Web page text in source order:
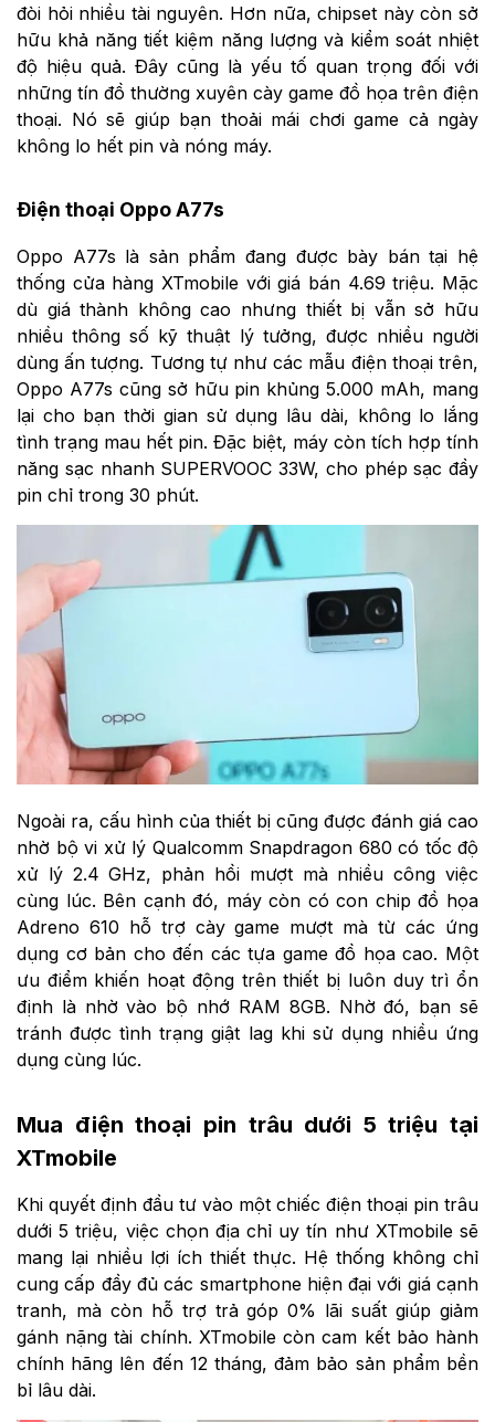
đòi hỏi nhiều tài nguyên. Hơn nữa, chipset này còn sở
hữu khả năng tiết kiệm năng lượng và kiểm soát nhiệt
độ hiệu quả. Đây cũng là yếu tố quan trọng đối với
những tín đồ thường xuyên cày game đồ họa trên điện
thoại. Nó sẽ giúp bạn thoải mái chơi game cả ngày
không lo hết pin và nóng máy.
Điện thoại Oppo A77s
Oppo A77s là sản phẩm đang được bày bán tại hệ
thống cửa hàng XTmobile với giá bán 4.69 triệu. Mặc
dù giá thành không cao nhưng thiết bị vẫn sở hữu
nhiều thông số kỹ thuật lý tưởng, được nhiều người
dùng ấn tượng. Tương tự như các mẫu điện thoại trên,
Oppo A77s cũng sở hữu pin khủng 5.000 mAh, mang
lại cho bạn thời gian sử dụng lâu dài, không lo lắng
tình trạng mau hết pin. Đặc biệt, máy còn tích hợp tính
năng sạc nhanh SUPERVOOC 33W, cho phép sạc đầy
pin chỉ trong 30 phút.
Ngoài ra, cấu hình của thiết bị cũng được đánh giá cao
nhờ bộ vi xử lý Qualcomm Snapdragon 680 có tốc độ
xử lý 2.4 GHz, phản hồi mượt mà nhiều công việc
cùng lúc. Bên cạnh đó, máy còn có con chip đồ họa
Adreno 610 hỗ trợ cày game mượt mà từ các ứng
dụng cơ bản cho đến các tựa game đồ họa cao. Một
ưu điểm khiến hoạt động trên thiết bị luôn duy trì ổn
định là nhờ vào bộ nhớ RAM 8GB. Nhờ đó, bạn sẽ
tránh được tình trạng giật lag khi sử dụng nhiều ứng
dụng cùng lúc.
Mua điện thoại pin trâu dưới 5 triệu tại
XTmobile
Khi quyết định đầu tư vào một chiếc điện thoại pin trâu
dưới 5 triệu, việc chọn địa chỉ uy tín như XTmobile sẽ
mang lại nhiều lợi ích thiết thực. Hệ thống không chỉ
cung cấp đầy đủ các smartphone hiện đại với giá cạnh
tranh, mà còn hỗ trợ trả góp 0% lãi suất giúp giảm
gánh nặng tài chính. XTmobile còn cam kết bảo hành
chính hãng lên đến 12 tháng, đảm bảo sản phẩm bền
bỉ lâu dài.